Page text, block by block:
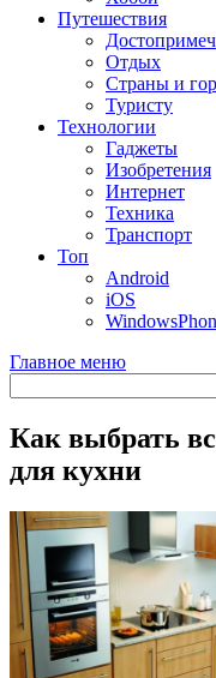
Путешествия
Отдых
Страны и
Туристу
Технологии
Гаджеты
Изобретения
Интернет
Техника
Транспорт
Топ
Android
iOS
Главное меню
Как выбрать
для кухни